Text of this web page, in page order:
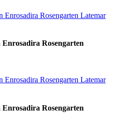
Rosengarten
Rosengarten